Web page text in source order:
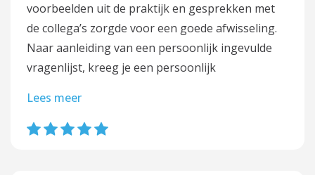
voorbeelden uit de praktijk en gesprekken met
de collega’s zorgde voor een goede afwisseling.
Naar aanleiding van een persoonlijk ingevulde
vragenlijst, kreeg je een persoonlijk
Lees meer